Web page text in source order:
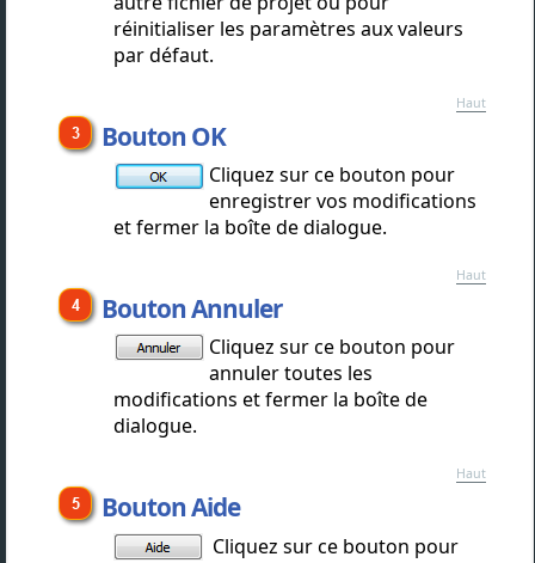
réinitialiser les paramètres aux valeurs
par défaut.
Haut
Bouton OK
Cliquez sur ce bouton pour
enregistrer vos modifications
et fermer la boîte de dialogue.
Haut
Bouton Annuler
Cliquez sur ce bouton pour
annuler toutes les
modifications et fermer la boîte de
dialogue.
Haut
Bouton Aide
Cliquez sur ce bouton pour